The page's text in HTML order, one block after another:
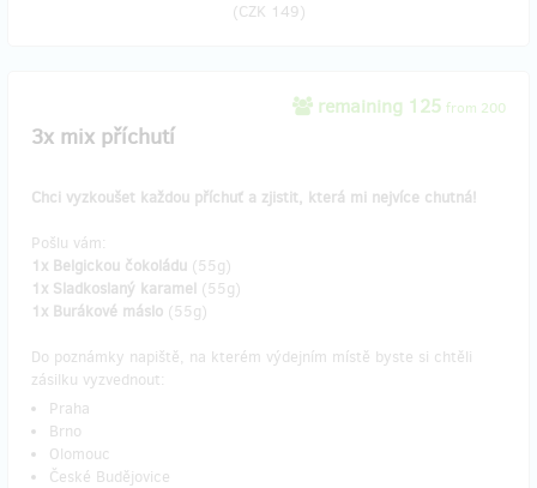
(CZK 149)
remaining 125 from 200
3x mix příchutí
Chci vyzkoušet každou příchuť a zjistit, která mi nejvíce chutná!
Pošlu vám:
1x Belgickou čokoládu (55g)
1x Sladkoslaný karamel (55g)
1x Burákové máslo (55g)
Do poznámky napiště, na kterém výdejním místě byste si chtěli
zásilku vyzvednout:
Praha
Brno
Olomouc
České Budějovice